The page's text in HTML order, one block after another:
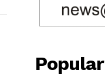
Popular